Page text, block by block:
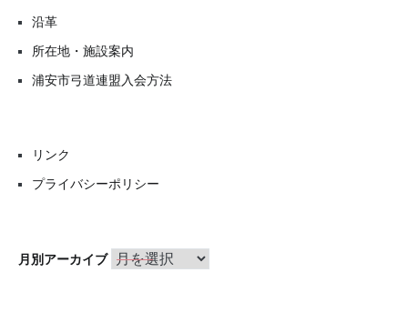
沿革
所在地・施設案内
浦安市弓道連盟入会方法
リンク
プライバシーポリシー
月別アーカイブ 月
別